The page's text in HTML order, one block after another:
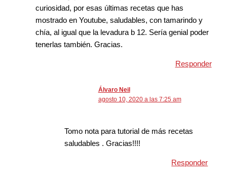
curiosidad, por esas últimas recetas que has
mostrado en Youtube, saludables, con tamarindo y
chía, al igual que la levadura b 12. Sería genial poder
tenerlas también. Gracias.
Responder
Álvaro Neil
agosto 10, 2020 a las 7:25 am
Tomo nota para tutorial de más recetas
saludables . Gracias!!!!
Responder